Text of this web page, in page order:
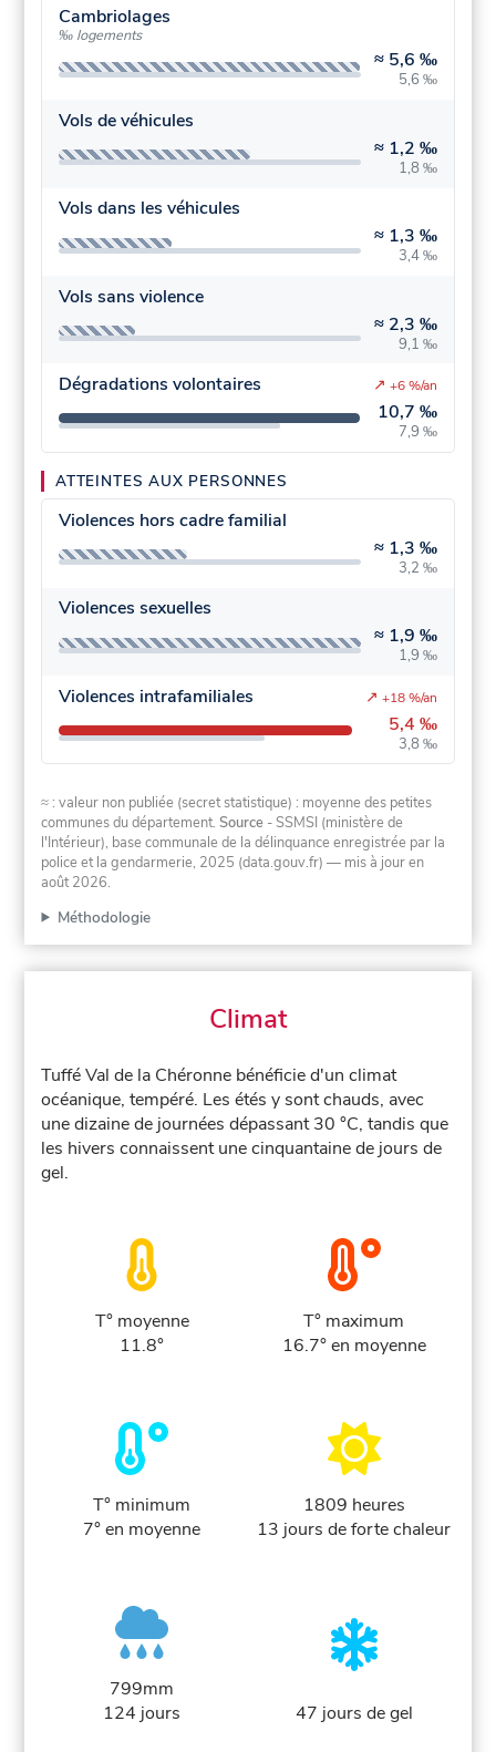
Cambriolages
‰ logements
≈ 5,6 ‰
5,6 ‰
Vols de véhicules
≈ 1,2 ‰
1,8 ‰
Vols dans les véhicules
≈ 1,3 ‰
3,4 ‰
Vols sans violence
≈ 2,3 ‰
9,1 ‰
Dégradations volontaires
10,7 ‰
7,9 ‰
↗ +6 %/an
ATTEINTES AUX PERSONNES
Violences hors cadre familial
≈ 1,3 ‰
3,2 ‰
Violences sexuelles
≈ 1,9 ‰
1,9 ‰
Violences intrafamiliales
5,4 ‰
3,8 ‰
↗ +18 %/an
≈ : valeur non publiée (secret statistique) : moyenne des petites
communes du département.Source - SSMSI (ministère de
l'Intérieur), base communale de la délinquance enregistrée par la
police et la gendarmerie, 2025 (data.gouv.fr) — mis à jour en
août 2026.
Méthodologie
Climat
Tuffé Val de la Chéronne bénéficie d'un climat
océanique, tempéré. Les étés y sont chauds, avec
une dizaine de journées dépassant 30 °C, tandis que
les hivers connaissent une cinquantaine de jours de
gel.
T° moyenne
11.8°
T° maximum
16.7° en moyenne
T° minimum
7° en moyenne
1809 heures
13 jours de forte chaleur
799mm
124 jours
47 jours de gel